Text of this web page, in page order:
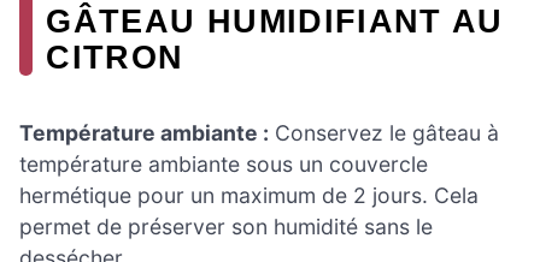
GÂTEAU HUMIDIFIANT AU
CITRON
Température ambiante : Conservez le gâteau à
température ambiante sous un couvercle
hermétique pour un maximum de 2 jours. Cela
permet de préserver son humidité sans le